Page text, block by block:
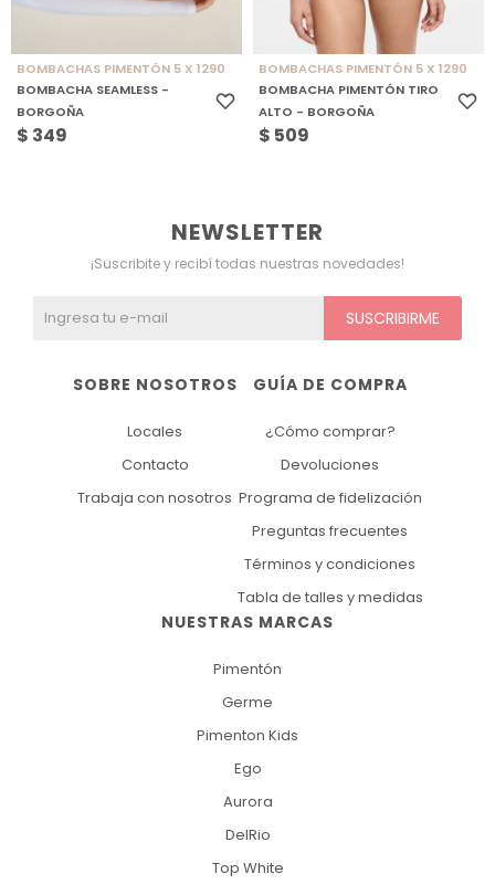
BOMBACHAS PIMENTÓN 5 X 1290
BOMBACHA SEAMLESS -
BORGOÑA
$ 349
BOMBACHAS PIMENTÓN 5 X 1290
BOMBACHA PIMENTÓN TIRO
ALTO - BORGOÑA
$ 509
NUESTRAS MARCAS
Pimentón
Germe
Pimenton Kids
Ego
Aurora
DelRio
Top White
GUÍA DE COMPRA
¿Cómo comprar?
Devoluciones
Programa de fidelización
Preguntas frecuentes
Términos y condiciones
Tabla de talles y medidas
SOBRE NOSOTROS
Locales
Contacto
Trabaja con nosotros
NEWSLETTER
¡Suscribite y recibí todas nuestras novedades!
SUSCRIBIRME